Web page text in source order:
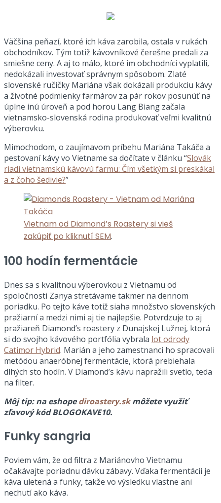
Väčšina peňazí, ktoré ich káva zarobila, ostala v rukách
obchodníkov. Tým totiž kávovníkové čerešne predali za
smiešne ceny. A aj to málo, ktoré im obchodníci vyplatili,
nedokázali investovať správnym spôsobom. Zlaté
slovenské ručičky Mariána však dokázali produkciu kávy
a životné podmienky farmárov za pár rokov posunúť na
úplne inú úroveň a pod horou Lang Biang začala
vietnamsko-slovenská rodina produkovať veľmi kvalitnú
výberovku.
Mimochodom, o zaujímavom príbehu Mariána Takáča a
pestovaní kávy vo Vietname sa dočítate v článku “Slovák
riadi vietnamskú kávovú farmu: Čím všetkým si preskákal
a z čoho šedivie?”
Vietnam od Diamond’s Roastery si vieš
zakúpiť po kliknutí SEM.
100 hodín fermentácie
Dnes sa s kvalitnou výberovkou z Vietnamu od
spoločnosti Zanya stretávame takmer na dennom
poriadku. Po tejto káve totiž siaha množstvo slovenských
pražiarní a medzi nimi aj tie najlepšie. Potvrdzuje to aj
pražiareň Diamond’s roastery z Dunajskej Lužnej, ktorá
si do svojho kávového portfólia vybrala lot odrody
Catimor Hybrid. Marián a jeho zamestnanci ho spracovali
metódou anaeróbnej fermentácie, ktorá prebiehala
dlhých sto hodín. V Diamond’s kávu napražili svetlo, teda
na filter.
Môj tip: na eshopediroastery.skmôžete využiť
zľavový kód BLOGOKAVE10.
Funky sangria
Poviem vám, že od filtra z Mariánovho Vietnamu
očakávajte poriadnu dávku zábavy. Vďaka fermentácii je
káva uletená a funky, takže vo výsledku vlastne ani
nechutí ako káva.